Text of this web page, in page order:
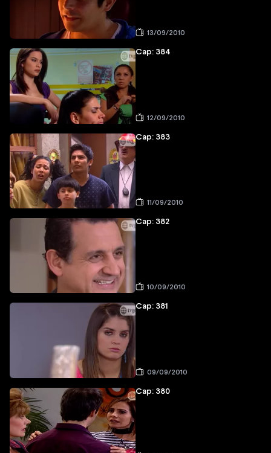
13/09/2010
Cap: 384
12/09/2010
Cap: 383
11/09/2010
Cap: 382
10/09/2010
Cap: 381
09/09/2010
Cap: 380